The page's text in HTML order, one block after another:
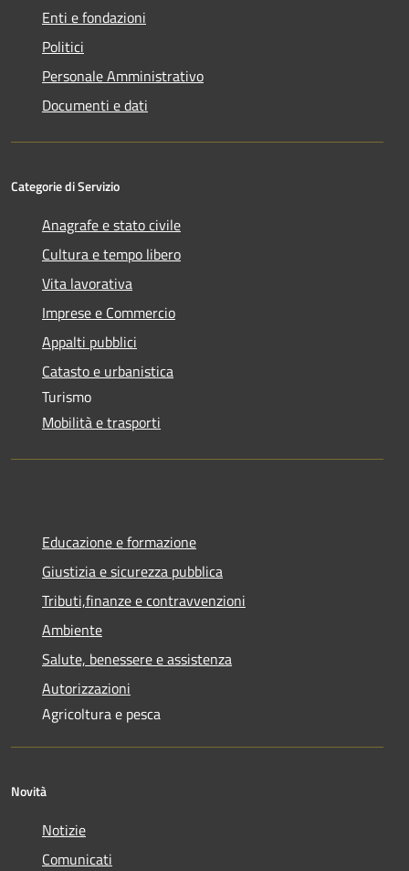
Enti e fondazioni
Politici
Personale Amministrativo
Documenti e dati
Categorie di Servizio
Anagrafe e stato civile
Cultura e tempo libero
Vita lavorativa
Imprese e Commercio
Appalti pubblici
Catasto e urbanistica
Turismo
Mobilità e trasporti
Educazione e formazione
Giustizia e sicurezza pubblica
Tributi,finanze e contravvenzioni
Ambiente
Salute, benessere e assistenza
Autorizzazioni
Agricoltura e pesca
Novità
Notizie
Comunicati